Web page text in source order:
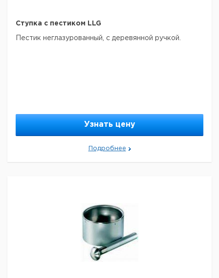
Ступка с пестиком LLG
Пестик неглазурованный, с деревянной ручкой.
Узнать цену
Подробнее